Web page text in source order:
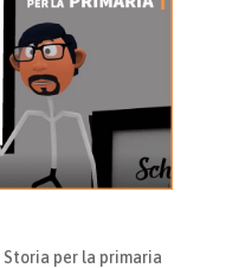
Storia per la primaria